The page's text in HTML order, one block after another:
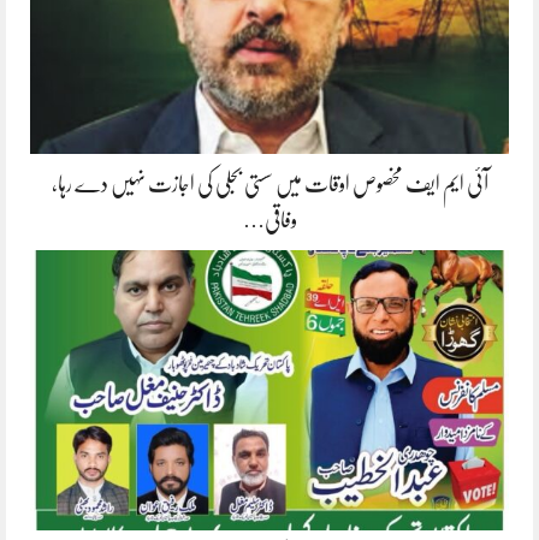
آئی ایم ایف مخصوص اوقات میں سستی بجلی کی اجازت نہیں دے رہا،
وفاقی…